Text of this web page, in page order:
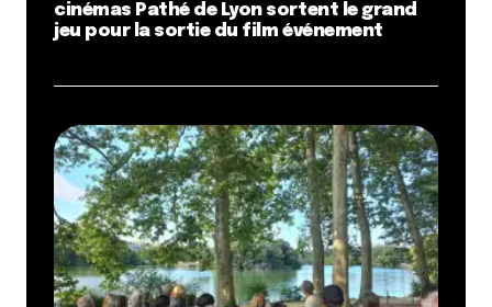
cinémas Pathé de Lyon sortent le grand
jeu pour la sortie du film événement